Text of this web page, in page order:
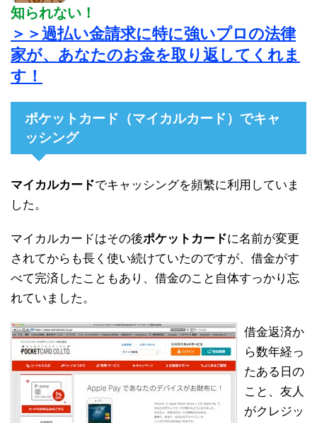
知られない！
＞＞過払い金請求に特に強いプロの法律
家が、あなたのお金を取り返してくれま
す！
ポケットカード（マイカルカード）でキャ
ッシング
マイカルカードでキャッシングを頻繁に利用していま
した。
マイカルカードはその後ポケットカードに名前が変更
されてからも長く使い続けていたのですが、借金がす
べて完済したこともあり、借金のこと自体すっかり忘
れていました。
借金返済か
ら数年経っ
たある日の
こと、友人
がクレジッ